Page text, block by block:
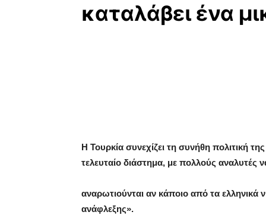
καταλάβει ένα
Η Τουρκία συνεχίζει τη συνήθη πολιτική
τελευταίο διάστημα, με πολλούς αναλυτές
αναρωτιούνται αν κάποιο από τα
ανάφλεξης».